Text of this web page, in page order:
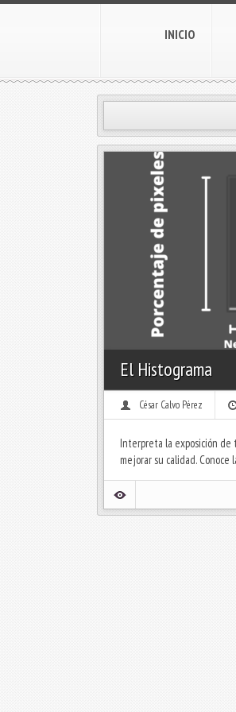
INICIO
El Histograma
César Calvo Pérez
Interpreta la exposición de
mejorar su calidad.